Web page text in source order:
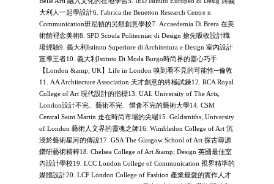
大利人一起學設計6. Fabrica the Benetton Research Centre n
Communication班尼頓的另類創意學校7. Accaedemia Di Brera 在美
術館裡念美術8. SPD Scoula Politecniac di Design 搶先吸收設計職
場經驗9. 義大利Istituto Superiore di Architettura e Design 室內設計
宣導王者10. 義大利Istituto Di Moda Burgo時尚界的靈心巧手
【London &amp; UK】Life in London 嗅到看不見的可能性─倫敦
11. AA Architecture Association 天才創意的終極試鍊12. RCA Royal
College of Art 現代設計的指標13. UAL University of The Arts,
London設計不完、藝術不完、體會不完的藝術大學14. CSM
Central Saint Martin 走在時尚市場的尖端15. Goldsmiths, University
of London 藝術人文界的靈魂之師16. Wimbledon College of Art 沉
浸於藝術星河的傳說17. GSA The Glasgow School of Art 探古尋源
鑽研藝術精粹18. Chelsea College of Art &amp; Design 英國最佳室
內設計學校19. LCC London College of Communication 視界精準的
媒體設計20. LCF London College of Fashion 產業最愛的實作人才